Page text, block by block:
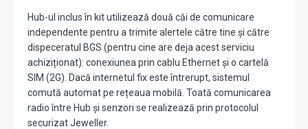
Hub-ul inclus în kit utilizează două căi de comunicare
independente pentru a trimite alertele către tine și către
dispeceratul BGS (pentru cine are deja acest serviciu
achiziționat): conexiunea prin cablu Ethernet și o cartelă
SIM (2G). Dacă internetul fix este întrerupt, sistemul
comută automat pe rețeaua mobilă. Toată comunicarea
radio între Hub și senzori se realizează prin protocolul
securizat Jeweller.